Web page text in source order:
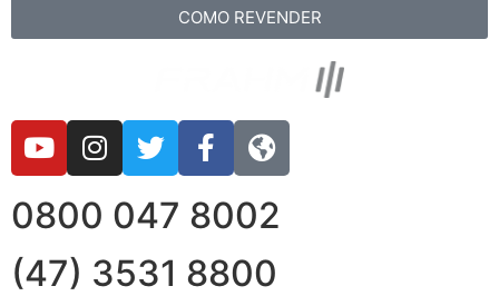
COMO REVENDER
0800 047 8002
(47) 3531 8800